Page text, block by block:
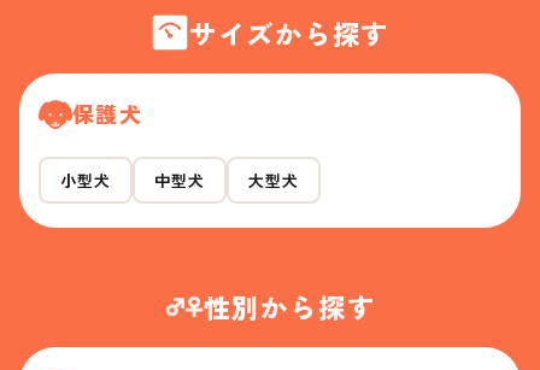
サイズから探す
保護犬
小型犬 中型犬 大型犬
性別から探す